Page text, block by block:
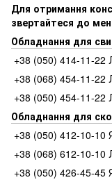
Для отримання
звертайтеся до
Обладнання для
+38 (050) 414-11-22
+38 (068) 454-11-
+38 (050) 454-11-
Обладнання для
+38 (050) 412-10-10
+38 (068) 612-10-
+38 (050) 426-45-45